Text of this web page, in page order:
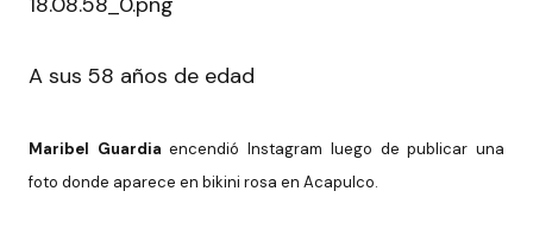
A sus 58 años de edad
Maribel Guardia encendió Instagram luego de publicar una
foto donde aparece en bikini rosa en Acapulco.